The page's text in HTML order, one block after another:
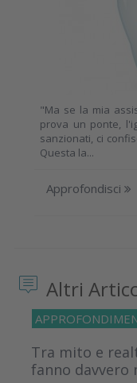
"Ma se la mia
prova un ponte,
sanzionati, ci
Questa la...
Approfondisci
Altri
Tra mito e
fanno davvero